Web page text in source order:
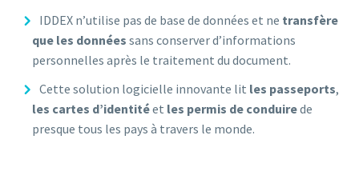
IDDEX n’utilise pas de base de données et ne transfère
que les données sans conserver d’informations
personnelles après le traitement du document.
Cette solution logicielle innovante lit les passeports,
les cartes d’identitéet les permis de conduirede
presque tous les pays à travers le monde.